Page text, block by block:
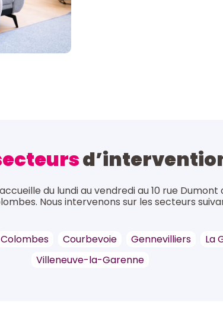
accueille du lundi au vendredi au 10 rue Dumont
Nous intervenons sur les secteurs
Colombes Courbevoie Gennevilliers La
Villeneuve-la-Garenne